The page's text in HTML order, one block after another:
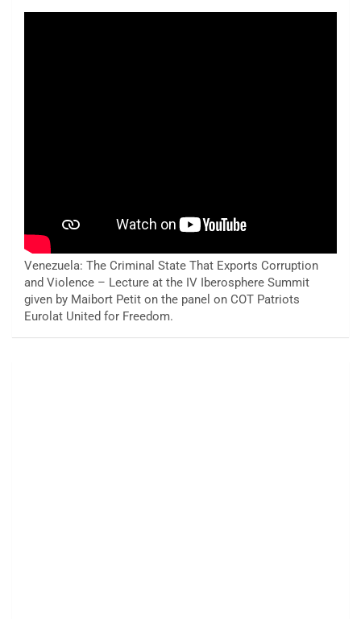
Venezuela: The Criminal State That Exports Corruption
and Violence – Lecture at the IV Iberosphere Summit
given by Maibort Petit on the panel on COT Patriots
Eurolat United for Freedom.